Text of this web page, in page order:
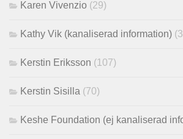
Karen Vivenzio (29)
Kathy Vik (kanaliserad information)
Kerstin Eriksson (107)
Kerstin Sisilla (70)
Keshe Foundation (ej kanaliserad